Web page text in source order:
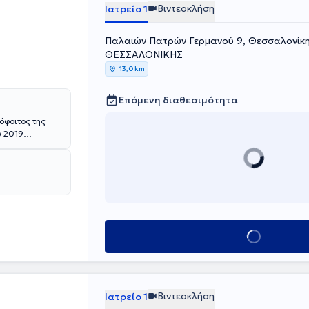
της
2019
και στην
Νεογνών
Ιατρείο 1 Βιντεοκλήση
Παλαιών Πατρών Γερμανού 9,
ΘΕΣΣΑΛΟΝΙΚΗΣ
13,0 km
Επόμενη διαθεσιμότητα
Κλείσε ραντεβού
Ιατρείο 1 Βιντεοκλήση